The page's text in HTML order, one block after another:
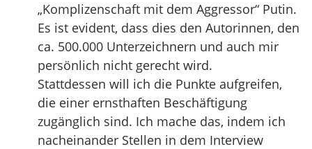
„Komplizenschaft mit dem Aggressor“ Putin.
Es ist evident, dass dies den Autorinnen, den
ca. 500.000 Unterzeichnern und auch mir
persönlich nicht gerecht wird.
Stattdessen will ich die Punkte aufgreifen,
die einer ernsthaften Beschäftigung
zugänglich sind. Ich mache das, indem ich
nacheinander Stellen in dem Interview